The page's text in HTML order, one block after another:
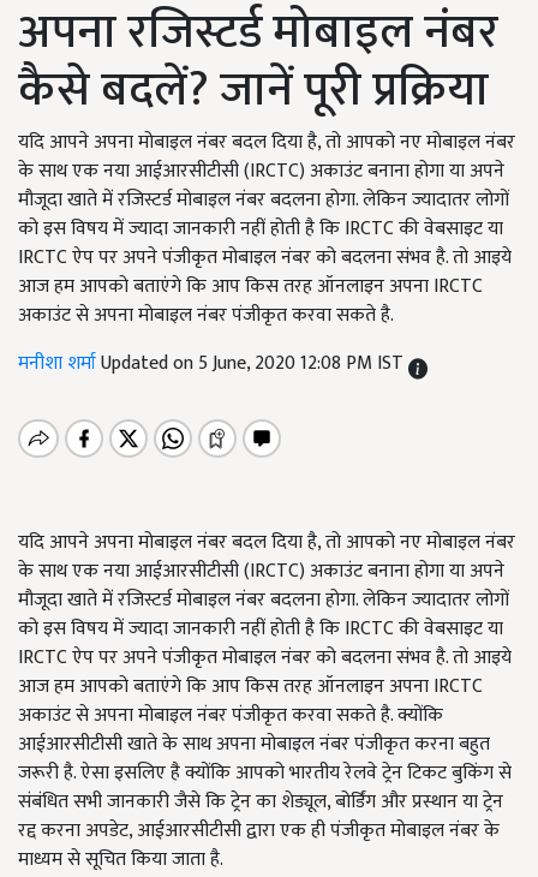
अपना रजिस्टर्ड मोबाइल नंबर
कैसे बदलें? जानें पूरी प्रक्रिया
यदि आपने अपना मोबाइल नंबर बदल दिया है, तो आपको नए मोबाइल नंबर
के साथ एक नया आईआरसीटीसी (IRCTC) अकाउंट बनाना होगा या अपने
मौजूदा खाते में रजिस्टर्ड मोबाइल नंबर बदलना होगा. लेकिन ज्यादातर लोगों
को इस विषय में ज्यादा जानकारी नहीं होती है कि IRCTC की वेबसाइट या
IRCTC ऐप पर अपने पंजीकृत मोबाइल नंबर को बदलना संभव है. तो आइये
आज हम आपको बताएंगे कि आप किस तरह ऑनलाइन अपना IRCTC
अकाउंट से अपना मोबाइल नंबर पंजीकृत करवा सकते है.
मनीशा शर्माUpdated on 5 June, 2020 12:08 PM IST
यदि आपने अपना मोबाइल नंबर बदल दिया है, तो आपको नए मोबाइल नंबर
के साथ एक नया आईआरसीटीसी (IRCTC) अकाउंट बनाना होगा या अपने
मौजूदा खाते में रजिस्टर्ड मोबाइल नंबर बदलना होगा. लेकिन ज्यादातर लोगों
को इस विषय में ज्यादा जानकारी नहीं होती है कि IRCTC की वेबसाइट या
IRCTC ऐप पर अपने पंजीकृत मोबाइल नंबर को बदलना संभव है. तो आइये
आज हम आपको बताएंगे कि आप किस तरह ऑनलाइन अपना IRCTC
अकाउंट से अपना मोबाइल नंबर पंजीकृत करवा सकते है. क्योंकि
आईआरसीटीसी खाते के साथ अपना मोबाइल नंबर पंजीकृत करना बहुत
जरूरी है. ऐसा इसलिए है क्योंकि आपको भारतीय रेलवे ट्रेन टिकट बुकिंग से
संबंधित सभी जानकारी जैसे कि ट्रेन का शेड्यूल, बोर्डिंग और प्रस्थान या ट्रेन
रद्द करना अपडेट, आईआरसीटीसी द्वारा एक ही पंजीकृत मोबाइल नंबर के
माध्यम से सूचित किया जाता है.